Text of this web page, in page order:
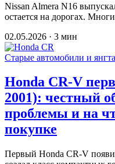
Nissan Almera N16
остается на дорогах.
02.05.2026 · 3 мин
Старые автомобили и
Honda CR-V
2001): честный
проблемы и на
покупке
Первый Honda CR-V